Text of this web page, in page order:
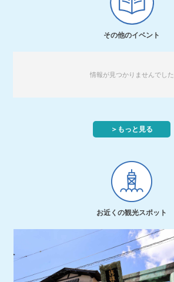
その他のイベント
情報が見つかりませんでした
＞もっと見る
お近くの観光スポット